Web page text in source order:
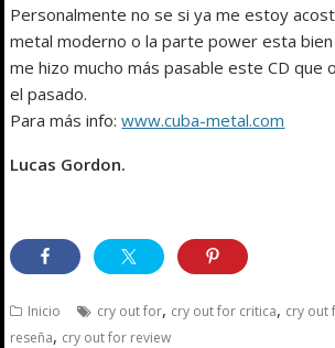
Personalmente no se si ya me estoy
metal moderno o la parte power esta
me hizo mucho más pasable este CD que
el pasado.
Para más info:www.cuba-metal.com
Lucas Gordon.
Inicio cry out for, cry out for critica, cry out
reseña, cry out for review